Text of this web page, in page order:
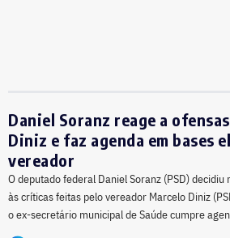
Daniel Soranz reage a
Diniz e faz agenda em bases
vereador
O deputado federal Daniel Soranz (PSD)
às críticas feitas pelo vereador Marcelo Diniz
o ex-secretário municipal de Saúde cumpre